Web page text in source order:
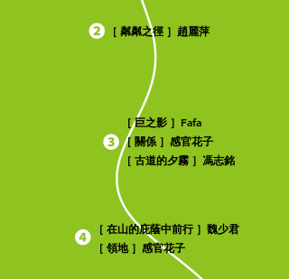
［ 粼粼之徑 ］趙麗萍
［ 在山的庇蔭中前行 ］ 魏少君
［ 領地 ］感官花子
［ 巨之影 ］ Fafa
［ 關係 ］感官花子
［ 古道的夕霧 ］馮志銘